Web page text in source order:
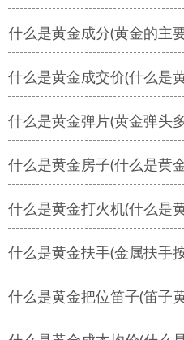
什么是黄金成分(黄金的主
什么是黄金成交价(什么是
什么是黄金弹片(黄金弹头
什么是黄金房子(什么是黄
什么是黄金打火机(什么是
什么是黄金扶手(金属扶手
什么是黄金把位笛子(笛子